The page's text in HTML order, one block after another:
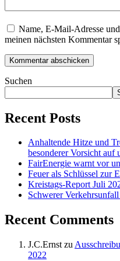
Name, E-Mail-Adresse
meinen nächsten Kommentar
Suchen
Recent Posts
Anhaltende Hitze und
besonderer Vorsicht auf
FairEnergie warnt vor
Feuer als Schlüssel zur
Kreistags-Report Juli
Schwerer
Recent Comments
J.C.Ernst zu
2022